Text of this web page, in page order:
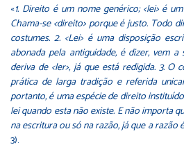
«1. Direito é um nome genérico; <lei> é
Chama-se <direito> porque é justo. Todo
costumes. 2. <Lei> é uma disposição
abonada pela antiguidade, é dizer, vem
deriva de <ler>, já que está redigida. 3. O
prática de larga tradição e referida
portanto, é uma espécie de direito
lei quando esta não existe. E não importa
na escritura ou só na razão, já que a razão
3).